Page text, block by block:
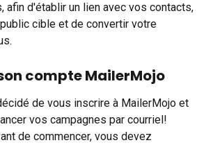
afin d'établir un lien avec vos contacts,
cible et de convertir votre
compte MailerMojo
de vous inscrire à MailerMojo et
vos campagnes par courriel!
de commencer, vous devez